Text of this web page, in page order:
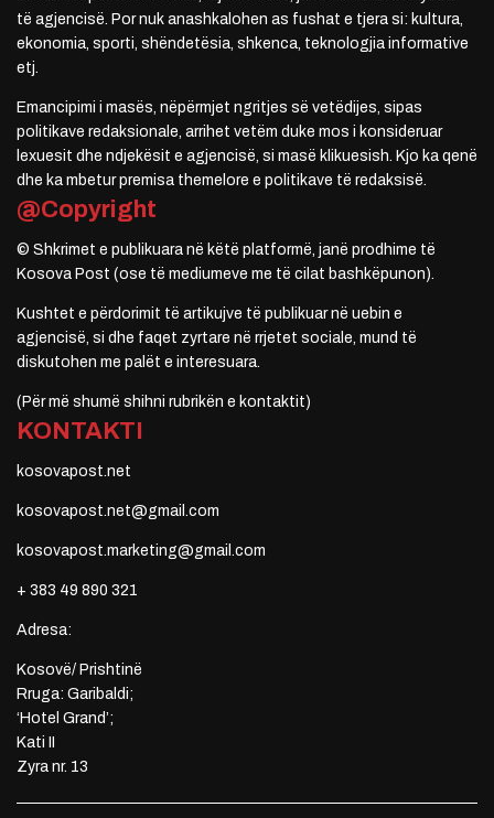
të agjencisë. Por nuk anashkalohen as fushat e tjera si: kultura,
ekonomia, sporti, shëndetësia, shkenca, teknologjia informative
etj.
Emancipimi i masës, nëpërmjet ngritjes së vetëdijes, sipas
politikave redaksionale, arrihet vetëm duke mos i konsideruar
lexuesit dhe ndjekësit e agjencisë, si masë klikuesish. Kjo ka qenë
dhe ka mbetur premisa themelore e politikave të redaksisë.
@Copyright
© Shkrimet e publikuara në këtë platformë, janë prodhime të
Kosova Post (ose të mediumeve me të cilat bashkëpunon).
Kushtet e përdorimit të artikujve të publikuar në uebin e
agjencisë, si dhe faqet zyrtare në rrjetet sociale, mund të
diskutohen me palët e interesuara.
(Për më shumë shihni rubrikën e kontaktit)
KONTAKTI
kosovapost.net
kosovapost.net@gmail.com
kosovapost.marketing@gmail.com
+ 383 49 890 321
Adresa:
Kosovë/ Prishtinë
Rruga: Garibaldi;
‘Hotel Grand’;
Kati II
Zyra nr. 13